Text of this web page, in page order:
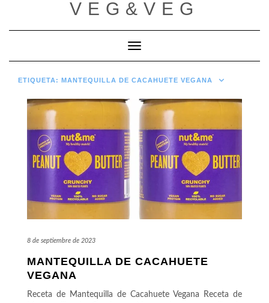
contenido
VEG&VEG
Cambiar modo de navegación
ETIQUETA: MANTEQUILLA DE CACAHUETE VEGANA
8 de septiembre de 2023
MANTEQUILLA DE CACAHUETE
VEGANA
Receta de Mantequilla de Cacahuete Vegana Receta de